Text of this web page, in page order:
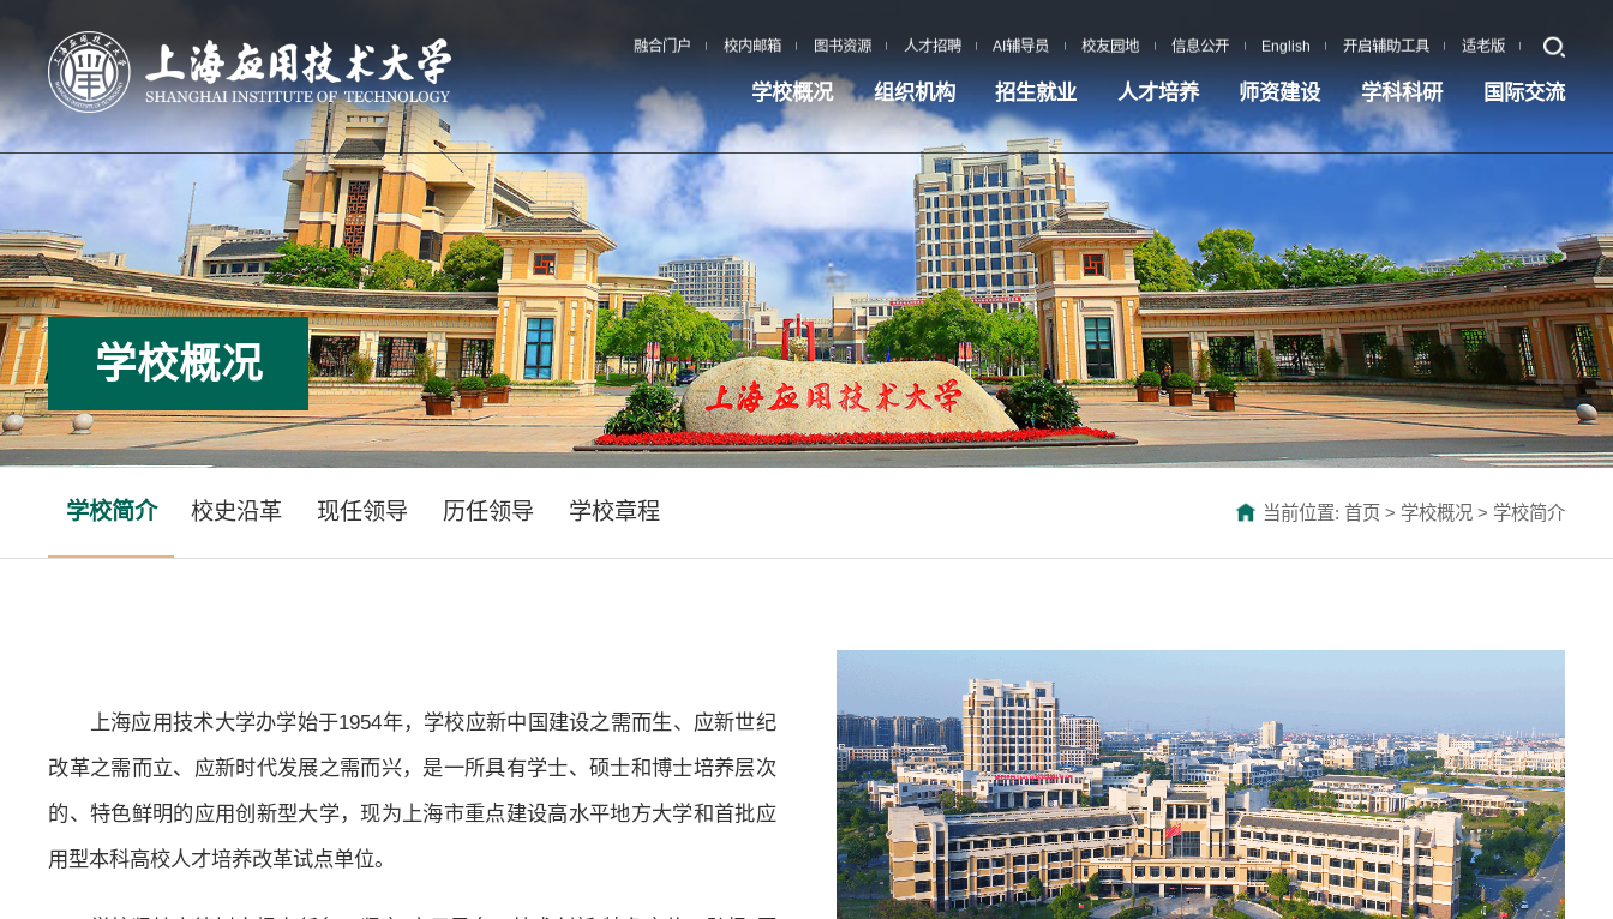
融合门户 校内邮箱 图书资源 人才招聘 AI辅导员 校友园地 信息公开 English 开启辅助工具 适老版
学校概况 组织机构 招生就业 人才培养 师资建设 学科科研 国际交流
学校概况
学校简介 校史沿革 现任领导 历任领导 学校章程 当前位置: 首页 > 学校概况> 学校简介
上海应用技术大学办学始于1954年，学校应新中国建设之需而生、应新世纪
改革之需而立、应新时代发展之需而兴，是一所具有学士、硕士和博士培养层次
的、特色鲜明的应用创新型大学，现为上海市重点建设高水平地方大学和首批应
用型本科高校人才培养改革试点单位。